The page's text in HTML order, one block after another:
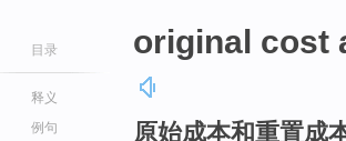
目录
释义
例句
original cost
原始成本和重置成